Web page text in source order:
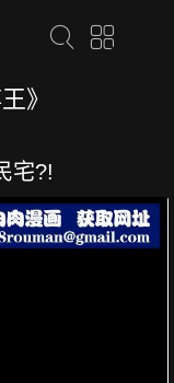
》
宅?!